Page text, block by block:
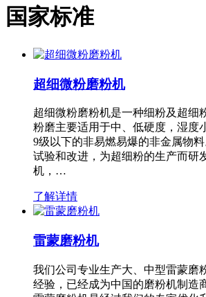
国家标准
超细微粉磨粉机
超细微粉磨粉机是一种细粉及超细
粉磨主要适用于中、低硬度，湿度
9级以下的非易燃易爆的非金属物
试验和改进，为超细粉的生产而研
机，…
了解详情
雷蒙磨粉机
我们公司专业生产大、中型雷蒙磨
经验，已经成为中国的磨粉机制造